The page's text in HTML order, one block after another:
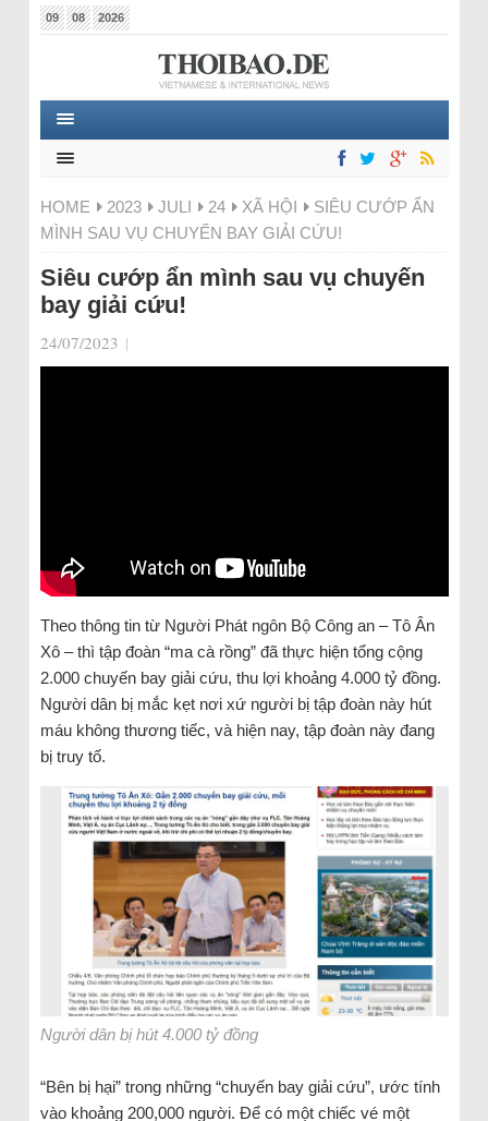
09 08 2026
HOME 2023 JULI 24 XÃ HỘI
SIÊU CƯỚP ẨN
MÌNH SAU VỤ CHUYẾN BAY GIẢI CỨU!
Siêu cướp ẩn mình sau vụ chuyến
bay giải cứu!
24/07/2023 |
Theo thông tin từ Người Phát ngôn Bộ Công an – Tô Ân
Xô – thì tập đoàn “ma cà rồng” đã thực hiện tổng cộng
2.000 chuyến bay giải cứu, thu lợi khoảng 4.000 tỷ đồng.
Người dân bị mắc kẹt nơi xứ người bị tập đoàn này hút
máu không thương tiếc, và hiện nay, tập đoàn này đang
bị truy tố.
Người dân bị hút 4.000 tỷ đồng
“Bên bị hại” trong những “chuyến bay giải cứu”, ước tính
vào khoảng 200,000 người. Để có một chiếc vé một